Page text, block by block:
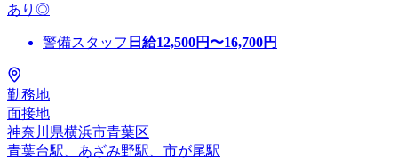
あり◎
警備スタッフ 日給12,500円〜16,700円
勤務地
面接地
神奈川県横浜市青葉区
青葉台駅、あざみ野駅、市が尾駅